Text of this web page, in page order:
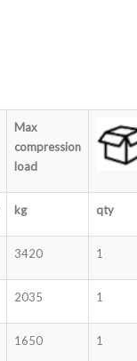
Max
compression
load
kg qty
3420 1
2035 1
1650 1